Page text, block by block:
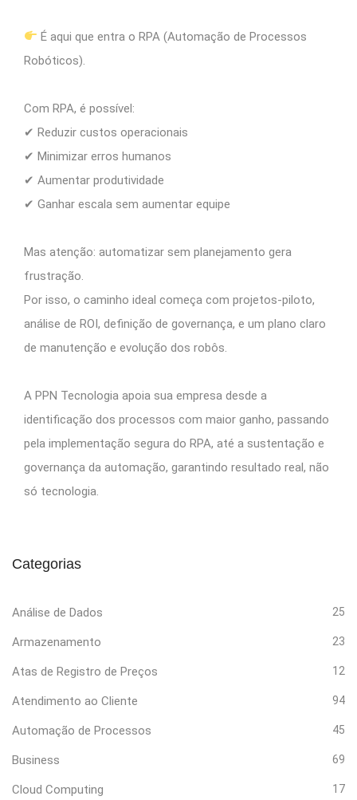
É aqui que entra o RPA (Automação de Processos
Robóticos).
Com RPA, é possível:
✔ Reduzir custos operacionais
✔ Minimizar erros humanos
✔ Aumentar produtividade
✔ Ganhar escala sem aumentar equipe
Mas atenção: automatizar sem planejamento gera
frustração.
Por isso, o caminho ideal começa com projetos-piloto,
análise de ROI, definição de governança, e um plano claro
de manutenção e evolução dos robôs.
A PPN Tecnologia apoia sua empresa desde a
identificação dos processos com maior ganho, passando
pela implementação segura do RPA, até a sustentação e
governança da automação, garantindo resultado real, não
só tecnologia.
Categorias
Análise de Dados 25
Armazenamento 23
Atas de Registro de Preços 12
Atendimento ao Cliente 94
Automação de Processos 45
Business 69
Cloud Computing 17